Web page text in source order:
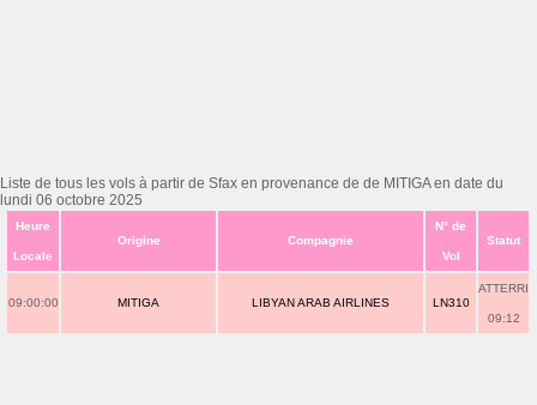
Liste de tous les vols à partir de Sfax en provenance de de MITIGA en date du
lundi 06 octobre 2025
Heure
Locale
Origine Compagnie
N° de
Vol
Statut
09:00:00 MITIGA LIBYAN ARAB AIRLINES LN310
ATTERRI
09:12